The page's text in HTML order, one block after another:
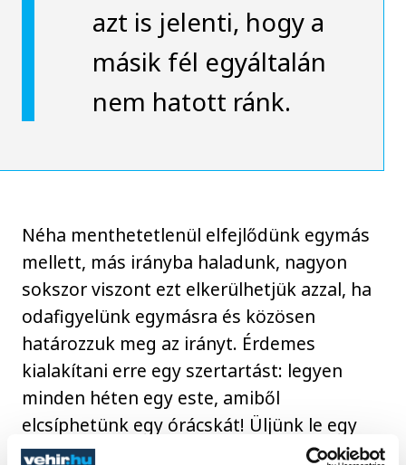
azt is jelenti, hogy a
másik fél egyáltalán
nem hatott ránk.
Néha menthetetlenül elfejlődünk egymás
mellett, más irányba haladunk, nagyon
sokszor viszont ezt elkerülhetjük azzal, ha
odafigyelünk egymásra és közösen
határozzuk meg az irányt. Érdemes
kialakítani erre egy szertartást: legyen
minden héten egy este, amiből
elcsíphetünk egy órácskát! Üljünk le egy
pohár borral, és beszélgessünk arról,